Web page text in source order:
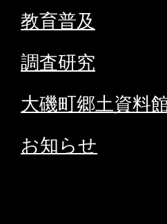
ト
教育普及
調査研究
大磯町郷土資料
お知らせ